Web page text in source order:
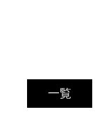
一覧